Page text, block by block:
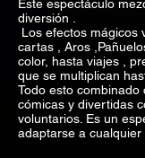
Este espectáculo
diversión .
Los efectos mágicos
cartas , Aros
color, hasta viajes ,
que se multiplican
Todo esto combinado
cómicas y divertidas
voluntarios. Es un
adaptarse a cualquier